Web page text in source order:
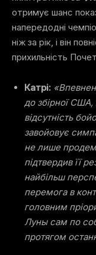
отримує шанс
напередодні
ніж за рік, і він
прихильність
Катрі:
до збірної США,
відсутність
завойовує
не лише
підтвердив її
найбільш
перемога в
головним
Луны сам по
протягом